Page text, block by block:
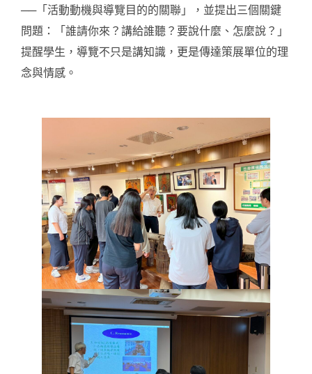
──「活動動機與導覽目的的關聯」，並提出三個關鍵
問題：「誰請你來？講給誰聽？要說什麼、怎麼說？」
提醒學生，導覽不只是講知識，更是傳達策展單位的理
念與情感。